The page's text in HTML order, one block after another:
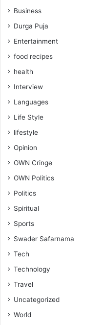
Business
Durga Puja
Entertainment
food recipes
health
Interview
Languages
Life Style
lifestyle
Opinion
OWN Cringe
OWN Politics
Politics
Spiritual
Sports
Swader Safarnama
Tech
Technology
Travel
Uncategorized
World